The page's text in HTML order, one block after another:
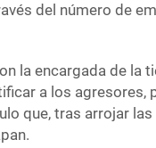
del número de
la encargada de la
a los agresores,
que, tras arrojar